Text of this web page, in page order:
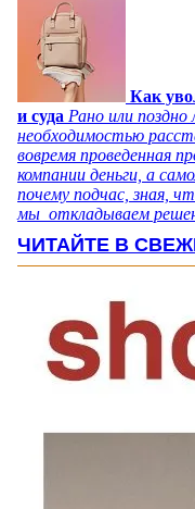
Как
и суда Рано или поздно
необходимостью
вовремя проведенная
компании деньги, а
почему подчас, зная,
мы откладываем
ЧИТАЙТЕ В